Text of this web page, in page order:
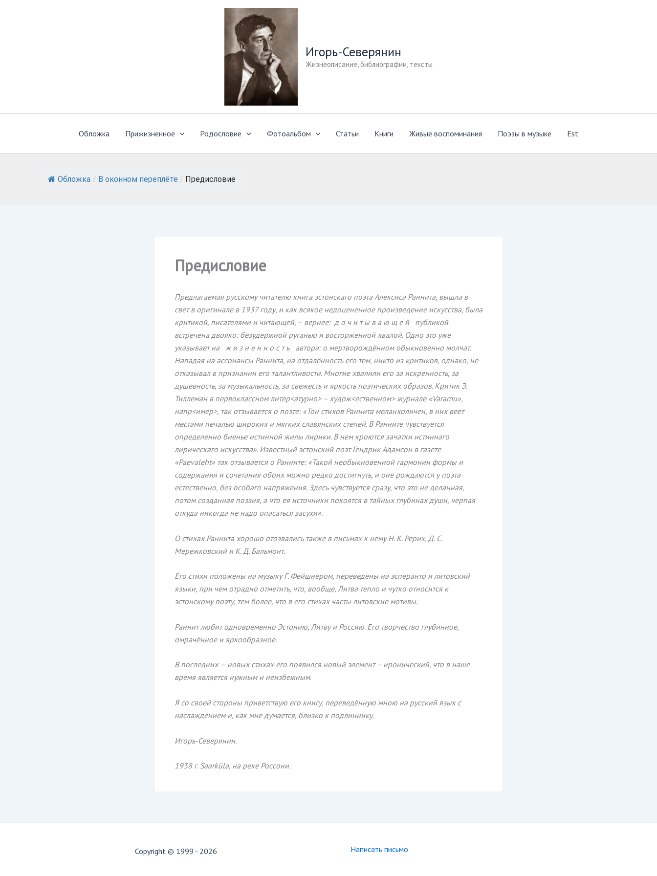
Игорь-Северянин
Жизнеописание, библиографии, тексты
Обложка Прижизненное Родословие Фотоальбом Статьи Книги Живые воспоминания Поэзы в музыке Est
Обложка / В оконном переплёте / Предисловие
Предисловие
Предлагаемая русскому читателю книга эстонскаго поэта Алексиса Раннита, вышла в
свет в оригинале в 1937 году, и как всякое недоцененное произведение искусства, была
критикой, писателями и читающей, – вернее: д о ч и т ы в а ю щ е й публикой
встречена двояко: безудержной руганью и восторженной хвалой. Одно это уже
указывает на ж и з н е н н о с т ь автора: о мертворождённом обыкновенно молчат.
Нападая на ассонансы Раннита, на отдалённость его тем, никто из критиков, однако, не
отказывал в признании его талантливости. Многие хвалили его за искренность, за
душевность, за музыкальность, за свежесть и яркость поэтических образов. Критик Э.
Тиллеман в первоклассном литер<атурно> – худож<ественном> журнале «Varamu»,
напр<имер>, так отзывается о поэте: «Тон стихов Раннита меланхоличен, в них веет
местами печалью широких и мягких славянских степей. В Ранните чувствуется
определенно биенье истинной жилы лирики. В нем кроются зачатки истиннаго
лирическаго искусства». Известный эстонский поэт Гендрик Адамсон в газете
«Paevaleht» так отзывается о Ранните: «Такой необыкновенной гармонии формы и
содержания и сочетания обоих можно редко достигнуть, и оне рождаются у поэта
естественно, без особаго напряжения. Здесь чувствуется сразу, что это не деланная,
потом созданная поэзия, а что ея источники покоятся в тайных глубинах души, черпая
откуда никогда не надо опасаться засухи».
О стихах Раннита хорошо отозвались также в письмах к нему Н. К. Рерих, Д. С.
Мережковский и К. Д. Бальмонт.
Его стихи положены на музыку Г. Фейшнером, переведены на эсперанто и литовский
языки, при чем отрадно отметить, что, вообще, Литва тепло и чутко относится к
эстонскому поэту, тем более, что в его стихах часты литовские мотивы.
Раннит любит одновременно Эстонию, Литву и Россию. Его творчество глубинное,
омрачённое и яркообразное.
В последних — новых стихах его появился новый элемент – иронический, что в наше
время является нужным и неизбежным.
Я со своей стороны приветствую его книгу, переведённую мною на русский язык с
наслаждением и, как мне думается, близко к подлиннику.
Игорь-Северянин.
1938 г. Saarküla, на реке Россони.
Copyright © 1999 - 2026 Написать письмо